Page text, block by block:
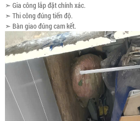
➣ Gia công lắp đặt chính xác.
➣ Thi công đúng tiến độ.
➣ Bàn giao đúng cam kết.